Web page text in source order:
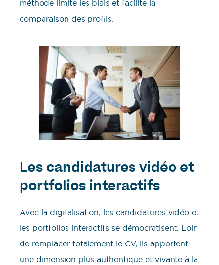
méthode limite les biais et facilite la
comparaison des profils.
Les candidatures vidéo et
portfolios interactifs
Avec la digitalisation, les candidatures vidéo et
les portfolios interactifs se démocratisent. Loin
de remplacer totalement le CV, ils apportent
une dimension plus authentique et vivante à la